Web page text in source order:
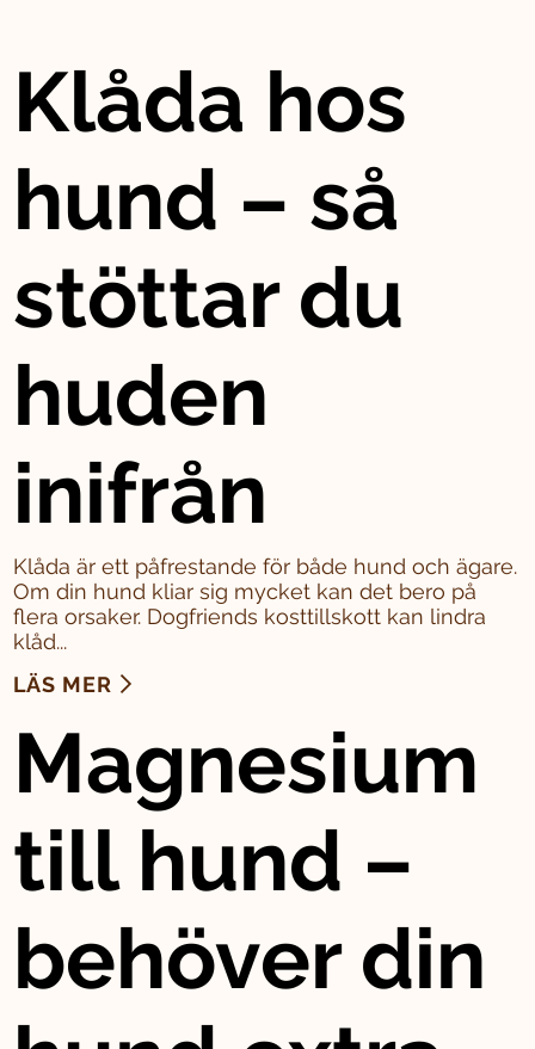
Klåda hos
hund – så
stöttar du
huden
inifrån
Klåda är ett påfrestande för både hund och ägare.
Om din hund kliar sig mycket kan det bero på
flera orsaker. Dogfriends kosttillskott kan lindra
klåd...
LÄS MER
Magnesium
till hund –
behöver din